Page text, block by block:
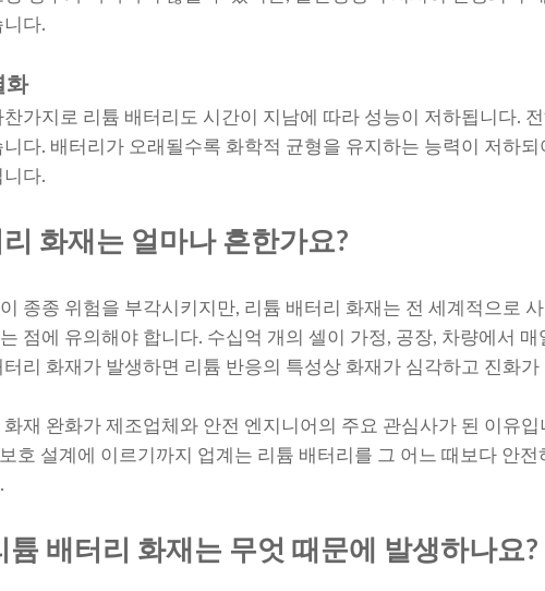
니다.
화
찬가지로 리튬 배터리도 시간이 지남에 따라 성능이 저하됩니다.
다. 배터리가 오래될수록 화학적 균형을 유지하는 능력이 저하
다.
화재는 얼마나 흔한가요?
종종 위험을 부각시키지만, 리튬 배터리 화재는 전 세계적으로
점에 유의해야 합니다. 수십억 개의 셀이 가정, 공장, 차량에서
터리 화재가 발생하면 리튬 반응의 특성상 화재가 심각하고 진화
재 완화가 제조업체와 안전 엔지니어의 주요 관심사가 된 이유
호 설계에 이르기까지 업계는 리튬 배터리를 그 어느 때보다 안
튬 배터리 화재는 무엇 때문에 발생하나요?